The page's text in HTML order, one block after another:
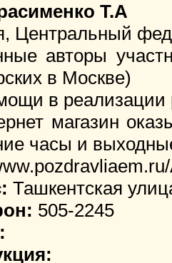
Т.А
Центральный
авторы
в Москве)
в реализации
магазин
часы и
Ташкентская
505-2245